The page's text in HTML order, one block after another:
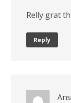
Relly grat
Reply